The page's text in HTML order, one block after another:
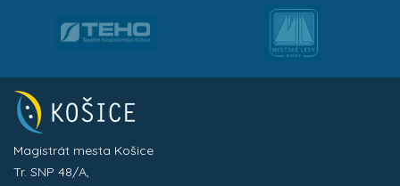
Magistrát mesta Košice
Tr. SNP 48/A,